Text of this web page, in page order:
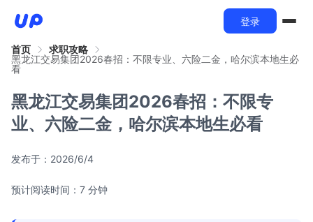
登录
首页
求职攻略
黑龙江交易集团2026春招：不限专业、六险二金，哈尔滨本地生必
看
黑龙江交易集团2026春招：不限专
业、六险二金，哈尔滨本地生必看
发布于： 2026/6/4
预计阅读时间：7 分钟